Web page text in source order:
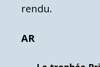
rendu.
AR